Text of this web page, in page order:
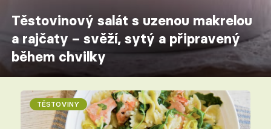
Těstovinový salát s uzenou makrelou
a rajčaty – svěží, sytý a připravený
během chvilky
TĚSTOVINY